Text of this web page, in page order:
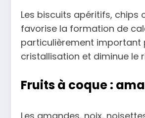
Les biscuits apéritifs, chips
favorise la formation de
particulièrement important
cristallisation et diminue le
Fruits à coque :